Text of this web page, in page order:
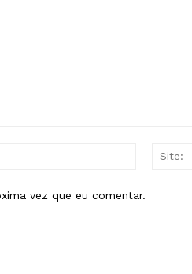
vez que eu comentar.